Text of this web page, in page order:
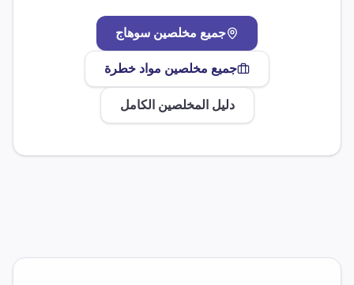
جميع مخلصين سوهاج
جميع مخلصين مواد خطرة
دليل المخلصين الكامل